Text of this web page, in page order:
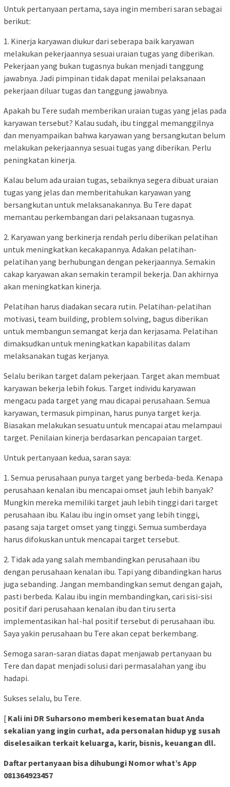
Untuk pertanyaan pertama, saya ingin memberi saran sebagai
berikut:
1. Kinerja karyawan diukur dari seberapa baik karyawan
melakukan pekerjaannya sesuai uraian tugas yang diberikan.
Pekerjaan yang bukan tugasnya bukan menjadi tanggung
jawabnya. Jadi pimpinan tidak dapat menilai pelaksanaan
pekerjaan diluar tugas dan tanggung jawabnya.
Apakah bu Tere sudah memberikan uraian tugas yang jelas pada
karyawan tersebut? Kalau sudah, ibu tinggal memanggilnya
dan menyampaikan bahwa karyawan yang bersangkutan belum
melakukan pekerjaannya sesuai tugas yang diberikan. Perlu
peningkatan kinerja.
Kalau belum ada uraian tugas, sebaiknya segera dibuat uraian
tugas yang jelas dan memberitahukan karyawan yang
bersangkutan untuk melaksanakannya. Bu Tere dapat
memantau perkembangan dari pelaksanaan tugasnya.
2. Karyawan yang berkinerja rendah perlu diberikan pelatihan
untuk meningkatkan kecakapannya. Adakan pelatihan-
pelatihan yang berhubungan dengan pekerjaannya. Semakin
cakap karyawan akan semakin terampil bekerja. Dan akhirnya
akan meningkatkan kinerja.
Pelatihan harus diadakan secara rutin. Pelatihan-pelatihan
motivasi, team building, problem solving, bagus diberikan
untuk membangun semangat kerja dan kerjasama. Pelatihan
dimaksudkan untuk meningkatkan kapabilitas dalam
melaksanakan tugas kerjanya.
Selalu berikan target dalam pekerjaan. Target akan membuat
karyawan bekerja lebih fokus. Target individu karyawan
mengacu pada target yang mau dicapai perusahaan. Semua
karyawan, termasuk pimpinan, harus punya target kerja.
Biasakan melakukan sesuatu untuk mencapai atau melampaui
target. Penilaian kinerja berdasarkan pencapaian target.
Untuk pertanyaan kedua, saran saya:
1. Semua perusahaan punya target yang berbeda-beda. Kenapa
perusahaan kenalan ibu mencapai omset jauh lebih banyak?
Mungkin mereka memiliki target jauh lebih tinggi dari target
perusahaan ibu. Kalau ibu ingin omset yang lebih tinggi,
pasang saja target omset yang tinggi. Semua sumberdaya
harus difokuskan untuk mencapai target tersebut.
2. Tidak ada yang salah membandingkan perusahaan ibu
dengan perusahaan kenalan ibu. Tapi yang dibandingkan harus
juga sebanding. Jangan membandingkan semut dengan gajah,
pasti berbeda. Kalau ibu ingin membandingkan, cari sisi-sisi
positif dari perusahaan kenalan ibu dan tiru serta
implementasikan hal-hal positif tersebut di perusahaan ibu.
Saya yakin perusahaan bu Tere akan cepat berkembang.
Semoga saran-saran diatas dapat menjawab pertanyaan bu
Tere dan dapat menjadi solusi dari permasalahan yang ibu
hadapi.
Sukses selalu, bu Tere.
[ Kali ini DR Suharsono memberi kesematan buat Anda
sekalian yang ingin curhat, ada personalan hidup yg susah
diselesaikan terkait keluarga, karir, bisnis, keuangan dll.
Daftar pertanyaan bisa dihubungi Nomor what’s App
081364923457